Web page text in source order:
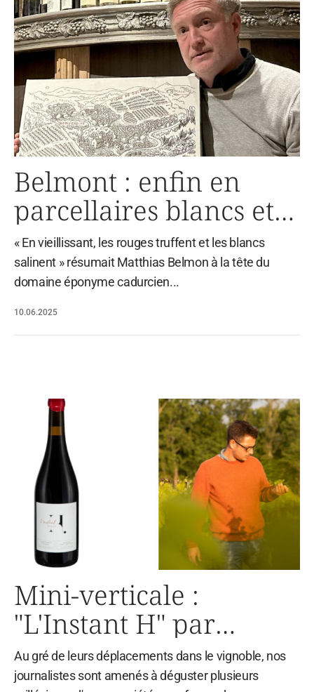
10.06.2025
Belmont : enfin en
parcellaires blancs et
rouges
« En vieillissant, les rouges truffent et les blancs
salinent » résumait Matthias Belmon à la tête du
domaine éponyme cadurcien...
Mini-verticale :
"L'Instant H" par
Hugues Laborde
Vigneron
Au gré de leurs déplacements dans le vignoble, nos
journalistes sont amenés à déguster plusieurs